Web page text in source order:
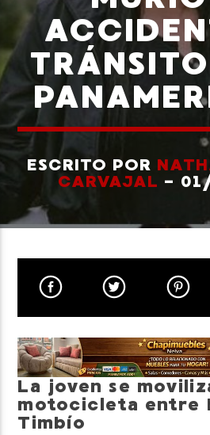
CANCIÓN ACTUAL
TÍTULO
ARTISTA
ESCRITO POR
CARVAJAL -
La joven se
motocicleta entre
Timbío